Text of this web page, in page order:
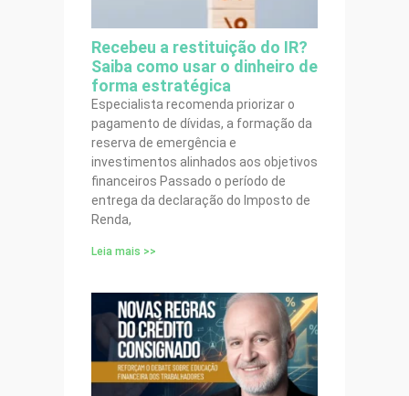
Recebeu a restituição do IR?
Saiba como usar o dinheiro de
forma estratégica
Especialista recomenda priorizar o
pagamento de dívidas, a formação da
reserva de emergência e
investimentos alinhados aos objetivos
financeiros Passado o período de
entrega da declaração do Imposto de
Renda,
Leia mais >>